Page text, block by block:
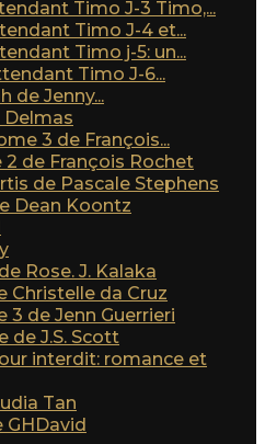
Timo J-3 Timo,...
Timo J-4 et...
Timo j-5: un...
Timo J-6...
de Jenny...
Delmas
3 de François...
de François Rochet
de Pascale Stephens
Dean Koontz
Rose. J. Kalaka
Christelle da Cruz
de Jenn Guerrieri
de J.S. Scott
interdit: romance et
Tan
GHDavid